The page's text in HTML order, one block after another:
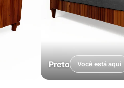
Preto Você está aqui